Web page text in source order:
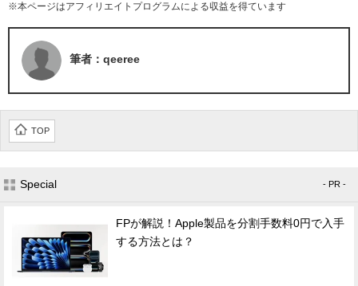
※本ページはアフィリエイトプログラムによる収益を得ています
筆者：qeeree
TOP
Special - PR -
FPが解説！Apple製品を分割手数料0円で入手
する方法とは？